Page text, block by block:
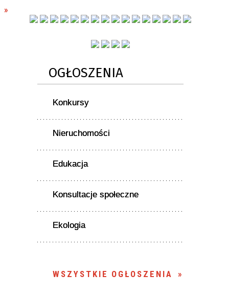
OGŁOSZENIA
Konkursy
Nieruchomości
Edukacja
Konsultacje społeczne
Ekologia
WSZYSTKIE OGŁOSZENIA